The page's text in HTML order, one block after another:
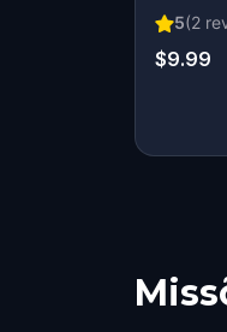
5(2
$9.99